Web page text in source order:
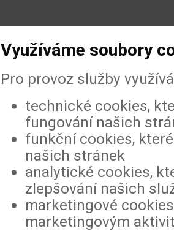
Využíváme soubory
Pro provoz služby
technické cookies,
fungování našich
funkční cookies,
našich stránek
analytické cookies,
zlepšování našich
marketingové
marketingovým